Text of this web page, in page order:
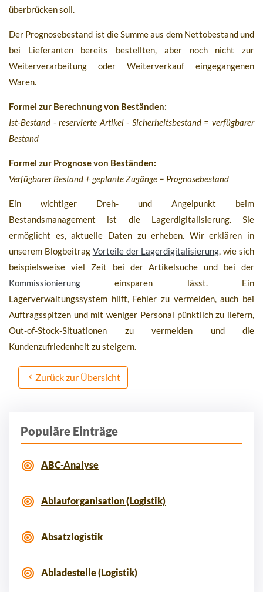
überbrücken soll.
Der Prognosebestand ist die Summe aus dem Nettobestand und
bei Lieferanten bereits bestellten, aber noch nicht zur
Weiterverarbeitung oder Weiterverkauf eingegangenen
Waren.
Formel zur Berechnung von Beständen:
Ist-Bestand - reservierte Artikel - Sicherheitsbestand = verfügbarer
Bestand
Formel zur Prognose von Beständen:
Verfügbarer Bestand + geplante Zugänge = Prognosebestand
Ein wichtiger Dreh- und Angelpunkt beim
Bestandsmanagement ist die Lagerdigitalisierung. Sie
ermöglicht es, aktuelle Daten zu erheben. Wir erklären in
unserem Blogbeitrag Vorteile der Lagerdigitalisierung, wie sich
beispielsweise viel Zeit bei der Artikelsuche und bei der
Kommissionierung einsparen lässt. Ein
Lagerverwaltungssystem hilft, Fehler zu vermeiden, auch bei
Auftragsspitzen und mit weniger Personal pünktlich zu liefern,
Out-of-Stock-Situationen zu vermeiden und die
Kundenzufriedenheit zu steigern.
Zurück zur Übersicht
Populäre Einträge
ABC-Analyse
Ablauforganisation (Logistik)
Absatzlogistik
Abladestelle (Logistik)